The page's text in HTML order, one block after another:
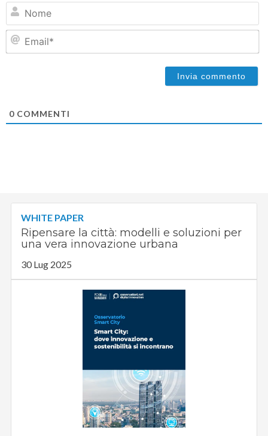
0 COMMENTI
WHITE PAPER
Ripensare la città: modelli e soluzioni per
una vera innovazione urbana
30 Lug 2025